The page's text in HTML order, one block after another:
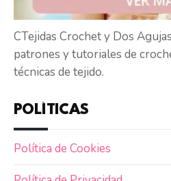
CTejidas Crochet y Dos
patrones y tutoriales de
técnicas de tejido.
POLÍTICAS
Política de Cookies